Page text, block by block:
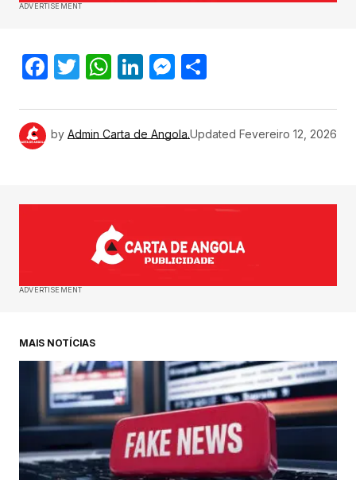
ADVERTISEMENT
Facebook
Twitter
WhatsApp
LinkedIn
Messenger
by Admin Carta de Angola.Updated Fevereiro 12, 2026
ADVERTISEMENT
MAIS NOTÍCIAS